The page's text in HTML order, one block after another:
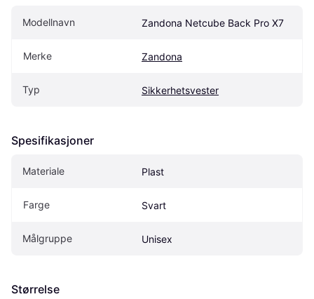
Modellnavn Zandona Netcube Back Pro X7
Merke Zandona
Typ Sikkerhetsvester
Spesifikasjoner
Materiale Plast
Farge Svart
Målgruppe Unisex
Størrelse